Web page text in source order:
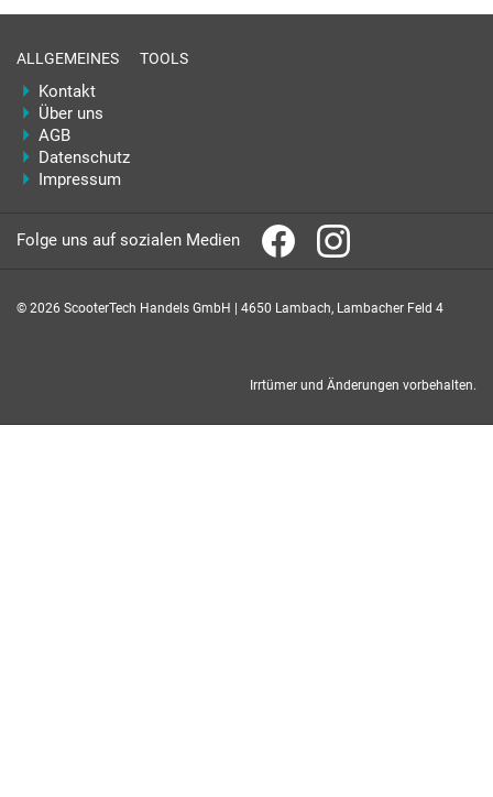
ALLGEMEINES
Kontakt
Über uns
AGB
Datenschutz
Impressum
TOOLS
Folge uns auf sozialen Medien
© 2026 ScooterTech Handels GmbH | 4650 Lambach, Lambacher Feld 4
Irrtümer und Änderungen vorbehalten.